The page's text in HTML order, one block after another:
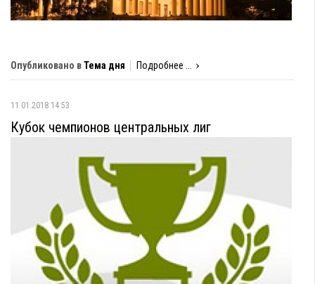
Опубликовано вТема дня Подробнее ...
11.01.2018 14:53
Кубок чемпионов центральных лиг